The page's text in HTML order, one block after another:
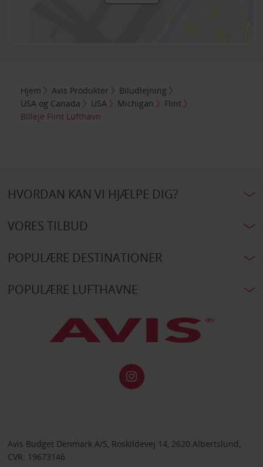
Hjem Avis Produkter
Biludlejning
USA og Canada
USA Michigan
Flint
Billeje Flint Lufthavn
HVORDAN KAN VI HJÆLPE DIG?
VORES TILBUD
POPULÆRE DESTINATIONER
POPULÆRE LUFTHAVNE
Avis Budget Denmark A/S, Roskildevej 14, 2620 Albertslund,
CVR: 19673146